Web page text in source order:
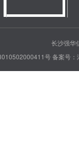
长沙强华
号备案号